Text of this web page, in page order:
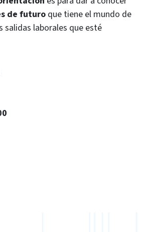
de futuro que tiene el mundo de
salidas laborales que esté